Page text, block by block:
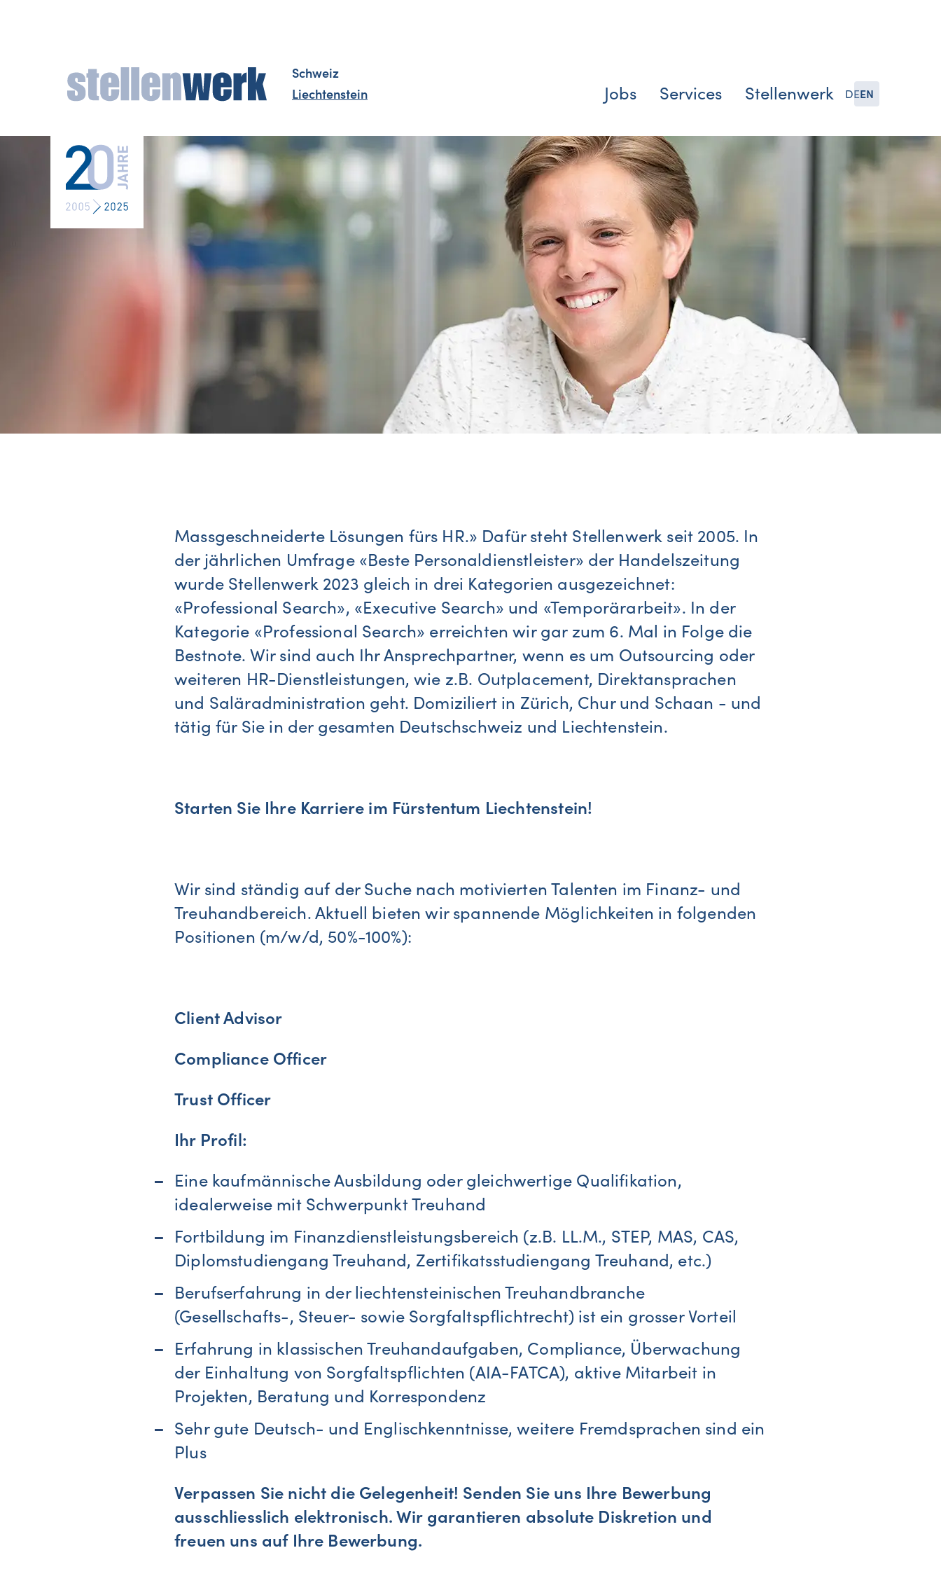
Schweiz
Liechtenstein
Jobs Services Stellenwerk DEEN
Massgeschneiderte Lösungen fürs HR.» Dafür steht Stellenwerk seit 2005. In
der jährlichen Umfrage «Beste Personaldienstleister» der Handelszeitung
wurde Stellenwerk 2023 gleich in drei Kategorien ausgezeichnet:
«Professional Search», «Executive Search» und «Temporärarbeit». In der
Kategorie «Professional Search» erreichten wir gar zum 6. Mal in Folge die
Bestnote. Wir sind auch Ihr Ansprechpartner, wenn es um Outsourcing oder
weiteren HR-Dienstleistungen, wie z.B. Outplacement, Direktansprachen
und Saläradministration geht. Domiziliert in Zürich, Chur und Schaan - und
tätig für Sie in der gesamten Deutschschweiz und Liechtenstein.
Starten Sie Ihre Karriere im Fürstentum Liechtenstein!
Wir sind ständig auf der Suche nach motivierten Talenten im Finanz- und
Treuhandbereich. Aktuell bieten wir spannende Möglichkeiten in folgenden
Positionen (m/w/d, 50%-100%):
Client Advisor
Compliance Officer
Trust Officer
Ihr Profil:
Eine kaufmännische Ausbildung oder gleichwertige Qualifikation,
idealerweise mit Schwerpunkt Treuhand
Fortbildung im Finanzdienstleistungsbereich (z.B. LL.M., STEP, MAS, CAS,
Diplomstudiengang Treuhand, Zertifikatsstudiengang Treuhand, etc.)
Berufserfahrung in der liechtensteinischen Treuhandbranche
(Gesellschafts-, Steuer- sowie Sorgfaltspflichtrecht) ist ein grosser Vorteil
Erfahrung in klassischen Treuhandaufgaben, Compliance, Überwachung
der Einhaltung von Sorgfaltspflichten (AIA-FATCA), aktive Mitarbeit in
Projekten, Beratung und Korrespondenz
Sehr gute Deutsch- und Englischkenntnisse, weitere Fremdsprachen sind ein
Plus
Verpassen Sie nicht die Gelegenheit! Senden Sie uns Ihre Bewerbung
ausschliesslich elektronisch. Wir garantieren absolute Diskretion und
freuen uns auf Ihre Bewerbung.